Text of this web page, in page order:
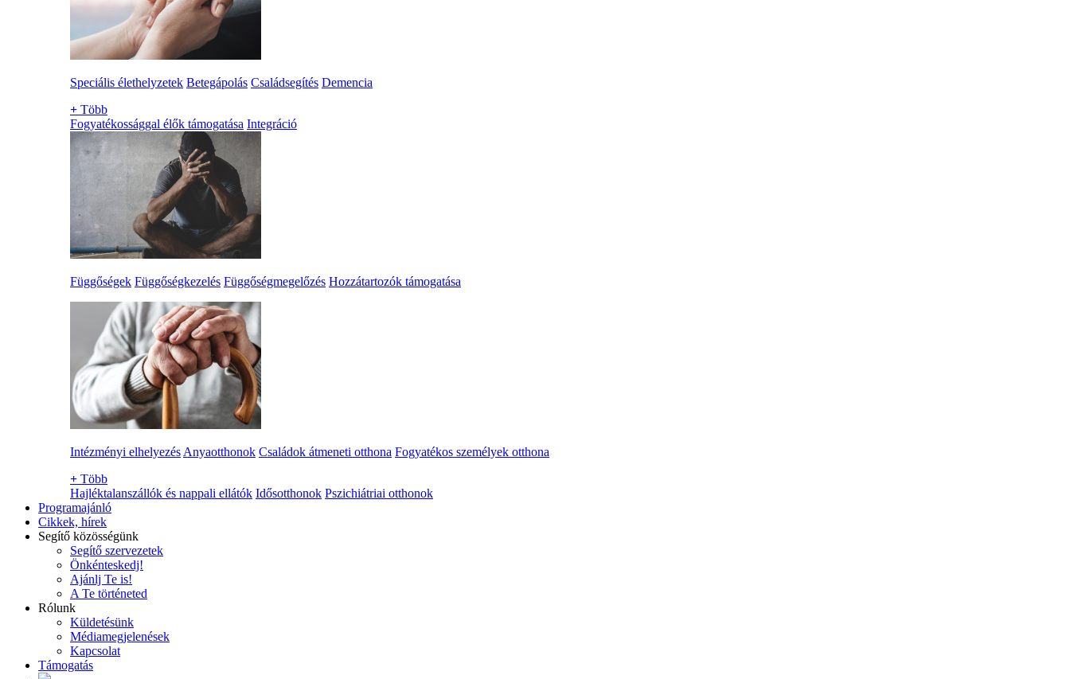
Speciális élethelyzetek Betegápolás Családsegítés Demencia
+ Több
Fogyatékossággal élők támogatása Integráció
Függőségek Függőségkezelés Függőségmegelőzés Hozzátartozók támogatása
Intézményi elhelyezés Anyaotthonok Családok átmeneti otthona Fogyatékos személyek otthona
+ Több
Hajléktalanszállók és nappali ellátók Idősotthonok Pszichiátriai otthonok
Programajánló
Cikkek, hírek
Segítő közösségünk
Segítő szervezetek
Önkénteskedj!
Ajánlj Te is!
A Te történeted
Rólunk
Küldetésünk
Médiamegjelenések
Kapcsolat
Támogatás